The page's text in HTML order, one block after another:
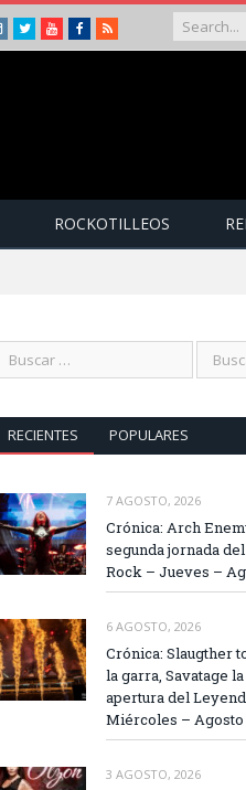
Instagram
TwitterYoutubeFacebook
RSS
ROCKOTILLEOS
RECIENTES POPULARES
7 AGOSTO, 2026
Crónica: Arch
segunda jornada
Rock – Jueves –
6 AGOSTO, 2026
Crónica: Slaugther
la garra, Savatage
apertura del
Miércoles – Agosto
3 AGOSTO, 2026